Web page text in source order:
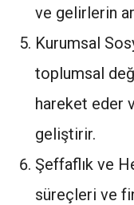
ve gelirlerin
Kurumsal
toplumsal
hareket eder
geliştirir.
Şeffaflık ve
süreçleri ve